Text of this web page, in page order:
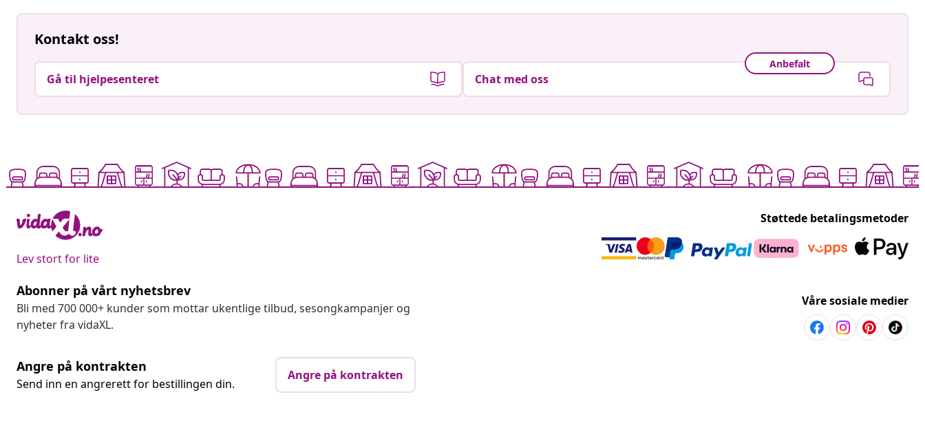
Kontakt oss!
Gå til hjelpesenteret
Anbefalt
Chat med oss
Lev stort for lite
Støttede betalingsmetoder
Abonner på vårt nyhetsbrev
Bli med 700 000+ kunder som mottar ukentlige tilbud, sesongkampanjer og
nyheter fra vidaXL.
Våre sosiale medier
Angre på kontrakten
Send inn en angrerett for bestillingen din.
Angre på kontrakten